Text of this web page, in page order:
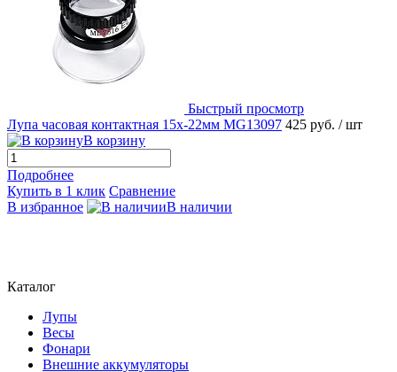
Быстрый просмотр
Лупа часовая контактная 15х-22мм MG13097 425 руб. / шт
В корзину
Подробнее
Купить в 1 клик Сравнение
В избранное
В наличии
Каталог
Лупы
Весы
Фонари
Внешние аккумуляторы